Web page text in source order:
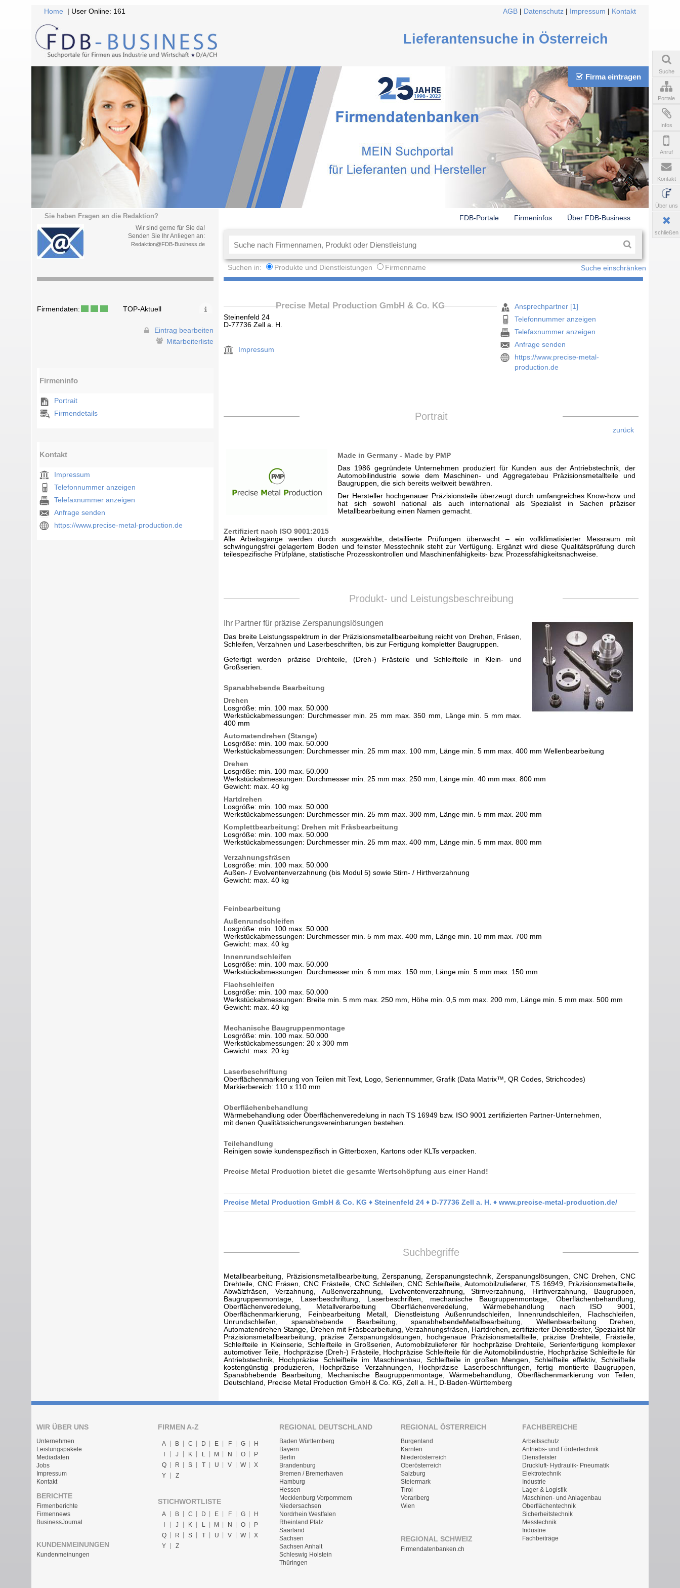
Home | User Online: 161 AGB Datenschutz Impressum Kontakt
Lieferantensuche in Österreich
Firma eintragen
Sie haben Fragen an die Redaktion?
Wir sind gerne für Sie da!
Senden Sie Ihr Anliegen an:
Redaktion@FDB-Business.de
FDB-Portale Firmeninfos Über FDB-Business
Suchen in: Produkte und Dienstleistungen Firmenname Suche einschränken
Firmendaten: TOP-Aktuell
Eintrag bearbeiten
Mitarbeiterliste
Firmeninfo
Portrait
Firmendetails
Kontakt
Impressum
Telefonnummer anzeigen
Telefaxnummer anzeigen
Anfrage senden
https://www.precise-metal-production.de
Precise Metal Production GmbH & Co. KG
Steinenfeld 24
D-77736 Zell a. H.
Impressum
Ansprechpartner [1]
Telefonnummer anzeigen
Telefaxnummer anzeigen
Anfrage senden
https://www.precise-metal-
production.de
Portrait
zurück
Made in Germany - Made by PMP
Das 1986 gegründete Unternehmen produziert für Kunden aus der Antriebstechnik, der
Automobilindustrie sowie dem Maschinen- und Aggregatebau Präzisionsmetallteile und
Baugruppen, die sich bereits weltweit bewähren.
Der Hersteller hochgenauer Präzisionsteile überzeugt durch umfangreiches Know-how und
hat sich sowohl national als auch international als Spezialist in Sachen präziser
Metallbearbeitung einen Namen gemacht.
Zertifiziert nach ISO 9001:2015
Alle Arbeitsgänge werden durch ausgewählte, detaillierte Prüfungen überwacht – ein vollklimatisierter Messraum mit
schwingungsfrei gelagertem Boden und feinster Messtechnik steht zur Verfügung. Ergänzt wird diese Qualitätsprüfung durch
teilespezifische Prüfpläne, statistische Prozesskontrollen und Maschinenfähigkeits- bzw. Prozessfähigkeitsnachweise.
Produkt- und Leistungsbeschreibung
Ihr Partner für präzise Zerspanungslösungen
Das breite Leistungsspektrum in der Präzisionsmetallbearbeitung reicht von Drehen, Fräsen,
Schleifen, Verzahnen und Laserbeschriften, bis zur Fertigung kompletter Baugruppen.
Gefertigt werden präzise Drehteile, (Dreh-) Frästeile und Schleifteile in Klein- und
Großserien.
Spanabhebende Bearbeitung
Drehen
Losgröße: min. 100 max. 50.000
Werkstückabmessungen: Durchmesser min. 25 mm max. 350 mm, Länge min. 5 mm max.
400 mm
Automatendrehen (Stange)
Losgröße: min. 100 max. 50.000
Werkstückabmessungen: Durchmesser min. 25 mm max. 100 mm, Länge min. 5 mm max. 400 mm Wellenbearbeitung
Drehen
Losgröße: min. 100 max. 50.000
Werkstückabmessungen: Durchmesser min. 25 mm max. 250 mm, Länge min. 40 mm max. 800 mm
Gewicht: max. 40 kg
Hartdrehen
Losgröße: min. 100 max. 50.000
Werkstückabmessungen: Durchmesser min. 25 mm max. 300 mm, Länge min. 5 mm max. 200 mm
Komplettbearbeitung: Drehen mit Fräsbearbeitung
Losgröße: min. 100 max. 50.000
Werkstückabmessungen: Durchmesser min. 25 mm max. 400 mm, Länge min. 5 mm max. 800 mm
Verzahnungsfräsen
Losgröße: min. 100 max. 50.000
Außen- / Evolventenverzahnung (bis Modul 5) sowie Stirn- / Hirthverzahnung
Gewicht: max. 40 kg
Feinbearbeitung
Außenrundschleifen
Losgröße: min. 100 max. 50.000
Werkstückabmessungen: Durchmesser min. 5 mm max. 400 mm, Länge min. 10 mm max. 700 mm
Gewicht: max. 40 kg
Innenrundschleifen
Losgröße: min. 100 max. 50.000
Werkstückabmessungen: Durchmesser min. 6 mm max. 150 mm, Länge min. 5 mm max. 150 mm
Flachschleifen
Losgröße: min. 100 max. 50.000
Werkstückabmessungen: Breite min. 5 mm max. 250 mm, Höhe min. 0,5 mm max. 200 mm, Länge min. 5 mm max. 500 mm
Gewicht: max. 40 kg
Mechanische Baugruppenmontage
Losgröße: min. 100 max. 50.000
Werkstückabmessungen: 20 x 300 mm
Gewicht: max. 20 kg
Laserbeschriftung
Oberflächenmarkierung von Teilen mit Text, Logo, Seriennummer, Grafik (Data Matrix™, QR Codes, Strichcodes)
Markierbereich: 110 x 110 mm
Oberflächenbehandlung
Wärmebehandlung oder Oberflächenveredelung in nach TS 16949 bzw. ISO 9001 zertifizierten Partner-Unternehmen,
mit denen Qualitätssicherungsvereinbarungen bestehen.
Teilehandlung
Reinigen sowie kundenspezifisch in Gitterboxen, Kartons oder KLTs verpacken.
Precise Metal Production bietet die gesamte Wertschöpfung aus einer Hand!
Precise Metal Production GmbH & Co. KG ♦ Steinenfeld 24 ♦ D-77736 Zell a. H. ♦ www.precise-metal-production.de/
Suchbegriffe
Metallbearbeitung, Präzisionsmetallbearbeitung, Zerspanung, Zerspanungstechnik, Zerspanungslösungen, CNC Drehen, CNC
Drehteile, CNC Fräsen, CNC Frästeile, CNC Schleifen, CNC Schleifteile, Automobilzulieferer, TS 16949, Präzisionsmetallteile,
Abwälzfräsen, Verzahnung, Außenverzahnung, Evolventenverzahnung, Stirnverzahnung, Hirthverzahnung, Baugruppen,
Baugruppenmontage, Laserbeschriftung, Laserbeschriften, mechanische Baugruppenmontage, Oberflächenbehandlung,
Oberflächenveredelung, Metallverarbeitung Oberflächenveredelung, Wärmebehandlung nach ISO 9001,
Oberflächenmarkierung, Feinbearbeitung Metall, Dienstleistung Außenrundschleifen, Innenrundschleifen, Flachschleifen,
Unrundschleifen, spanabhebende Bearbeitung, spanabhebendeMetallbearbeitung, Wellenbearbeitung Drehen,
Automatendrehen Stange, Drehen mit Fräsbearbeitung, Verzahnungsfräsen, Hartdrehen, zertifizierter Dienstleister, Spezialist für
Präzisionsmetallbearbeitung, präzise Zerspanungslösungen, hochgenaue Präzisionsmetallteile, präzise Drehteile, Frästeile,
Schleifteile in Kleinserie, Schleifteile in Großserien, Automobilzulieferer für hochpräzise Drehteile, Serienfertigung komplexer
automotiver Teile, Hochpräzise (Dreh-) Frästeile, Hochpräzise Schleifteile für die Automobilindustrie, Hochpräzise Schleifteile für
Antriebstechnik, Hochpräzise Schleifteile im Maschinenbau, Schleifteile in großen Mengen, Schleifteile effektiv, Schleifteile
kostengünstig produzieren, Hochpräzise Verzahnungen, Hochpräzise Laserbeschriftungen, fertig montierte Baugruppen,
Spanabhebende Bearbeitung, Mechanische Baugruppenmontage, Wärmebehandlung, Oberflächenmarkierung von Teilen,
Deutschland, Precise Metal Production GmbH & Co. KG, Zell a. H., D-Baden-Württemberg
WIR ÜBER UNS
Unternehmen
Leistungspakete
Mediadaten
Jobs
Impressum
Kontakt
BERICHTE
Firmenberichte
Firmennews
BusinessJournal
KUNDENMEINUNGEN
Kundenmeinungen
FIRMEN A-Z
A B C D E F G
H
J K L M N O
P
Q
R S T U V W
X
Y
Z
STICHWORTLISTE
A B C D E F G
H
I
J K L M N O
P
Q
R S T U V W
X
Y
Z
REGIONAL DEUTSCHLAND
Baden Württemberg
Bayern
Berlin
Brandenburg
Bremen / Bremerhaven
Hamburg
Hessen
Mecklenburg Vorpommern
Niedersachsen
Nordrhein Westfalen
Rheinland Pfalz
Saarland
Sachsen
Sachsen Anhalt
Schleswig Holstein
Thüringen
REGIONAL ÖSTERREICH
Burgenland
Kärnten
Niederösterreich
Oberösterreich
Salzburg
Steiermark
Tirol
Vorarlberg
Wien
REGIONAL SCHWEIZ
Firmendatenbanken.ch
FACHBEREICHE
Arbeitsschutz
Antriebs- und Fördertechnik
Dienstleister
Druckluft- Hydraulik- Pneumatik
Elektrotechnik
Industrie
Lager & Logistik
Maschinen- und Anlagenbau
Oberflächentechnik
Sicherheitstechnik
Messtechnik
Industrie
Fachbeiträge
Suche
Portale
Infos
Anruf
Kontakt
Über uns
schließen